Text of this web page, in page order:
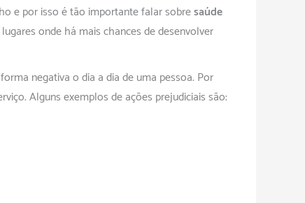
e por isso é tão importante falar sobresaúde
onde há mais chances de desenvolver
negativa o dia a dia de uma pessoa. Por
Alguns exemplos de ações prejudiciais são: